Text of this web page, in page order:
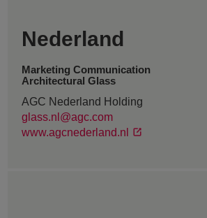
Nederland
Marketing Communication
Architectural Glass
AGC Nederland Holding
glass.nl@agc.com
www.agcnederland.nl